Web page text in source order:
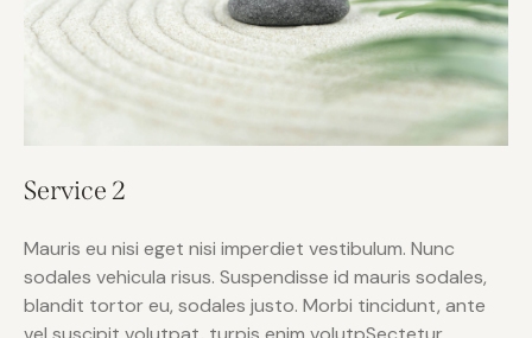
Service 2
Mauris eu nisi eget nisi imperdiet vestibulum. Nunc
sodales vehicula risus. Suspendisse id mauris sodales,
blandit tortor eu, sodales justo. Morbi tincidunt, ante